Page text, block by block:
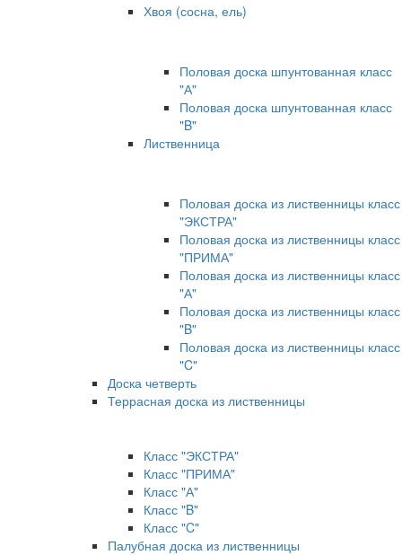
Хвоя (сосна, ель)
Половая доска шпунтованная класс
"А"
Половая доска шпунтованная класс
"B"
Лиственница
Половая доска из лиственницы класс
"ЭКСТРА"
Половая доска из лиственницы класс
"ПРИМА"
Половая доска из лиственницы класс
"А"
Половая доска из лиственницы класс
"B"
Половая доска из лиственницы класс
"C"
Доска четверть
Террасная доска из лиственницы
Класс "ЭКСТРА"
Класс "ПРИМА"
Класс "А"
Класс "B"
Класс "C"
Палубная доска из лиственницы